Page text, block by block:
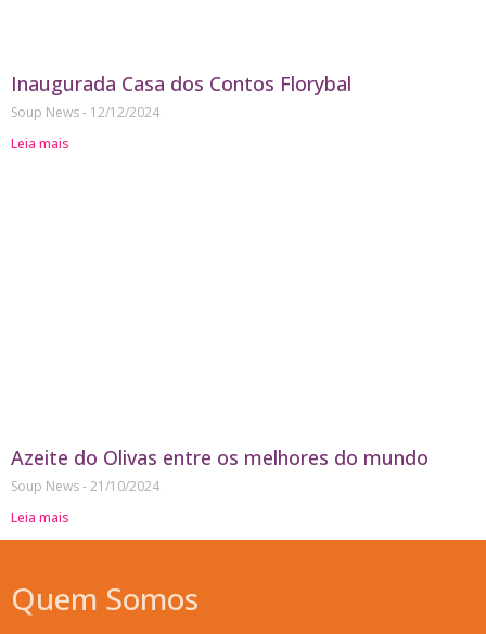
Inaugurada Casa dos Contos Florybal
Soup News
12/12/2024
Leia mais
Azeite do Olivas entre os melhores do mundo
Soup News 21/10/2024
Leia mais
Quem Somos